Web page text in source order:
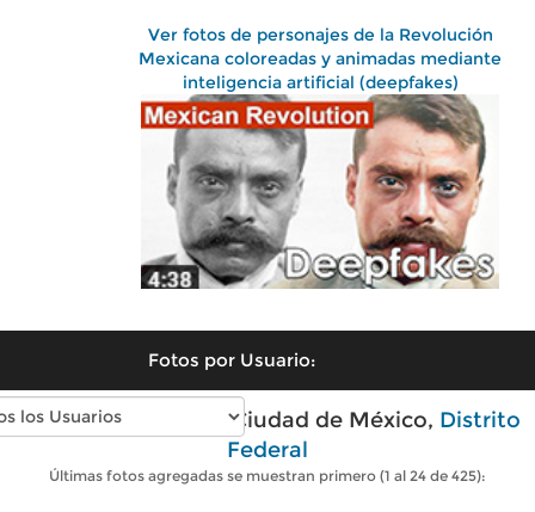
Ver fotos de personajes de la Revolución
Mexicana coloreadas y animadas mediante
inteligencia artificial (deepfakes)
Fotos por Usuario:
Fotos modernas de Ciudad de México, Distrito
Federal
Últimas fotos agregadas se muestran primero (1 al 24 de 425):